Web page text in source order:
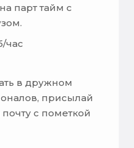
парт тайм с
час
в дружном
присылай
с пометкой